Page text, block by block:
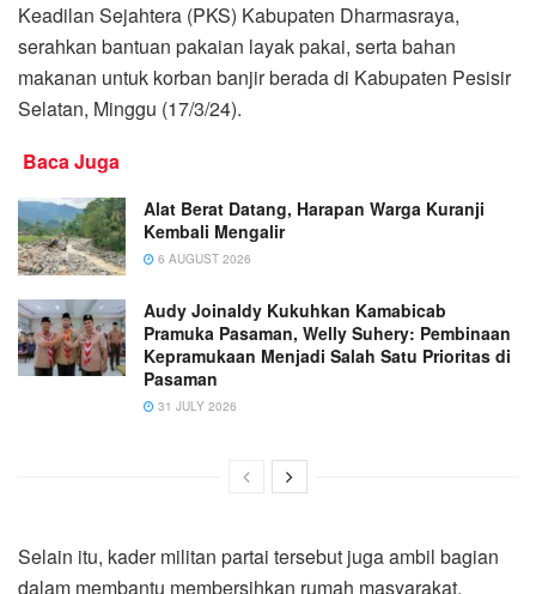
Keadilan Sejahtera (PKS) Kabupaten Dharmasraya,
serahkan bantuan pakaian layak pakai, serta bahan
makanan untuk korban banjir berada di Kabupaten Pesisir
Selatan, Minggu (17/3/24).
Baca Juga
Alat Berat Datang, Harapan Warga Kuranji
Kembali Mengalir
6 AUGUST 2026
Audy Joinaldy Kukuhkan Kamabicab
Pramuka Pasaman, Welly Suhery: Pembinaan
Kepramukaan Menjadi Salah Satu Prioritas di
Pasaman
31 JULY 2026
Selain itu, kader militan partai tersebut juga ambil bagian
dalam membantu membersihkan rumah masyarakat,